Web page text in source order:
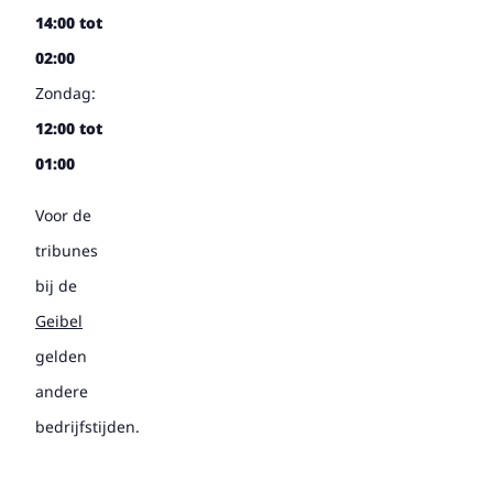
14:00 tot
02:00
Zondag:
12:00 tot
01:00
Voor de
tribunes
bij de
Geibel
gelden
andere
bedrijfstijden.